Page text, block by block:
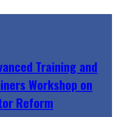
Training and
Workshop on
Reform